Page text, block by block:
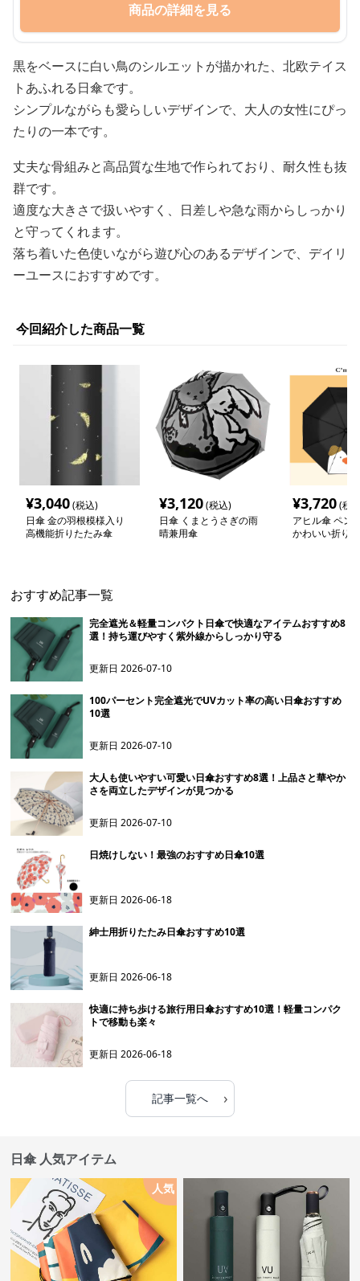
商品の詳細を見る
黒をベースに白い鳥のシルエットが描かれた、北欧テイス
トあふれる日傘です。
シンプルながらも愛らしいデザインで、大人の女性にぴっ
たりの一本です。
丈夫な骨組みと高品質な生地で作られており、耐久性も抜
群です。
適度な大きさで扱いやすく、日差しや急な雨からしっかり
と守ってくれます。
落ち着いた色使いながら遊び心のあるデザインで、デイリ
ーユースにおすすめです。
今回紹介した商品一覧
¥3,040(税込)
日傘 金の羽根模様入り
高機能折りたたみ傘
¥3,120(税込)
日傘 くまとうさぎの雨
晴兼用傘
¥3,720(税
アヒル傘 ペン
かわいい折り
おすすめ記事一覧
完全遮光＆軽量コンパクト日傘で快適なアイテムおすすめ8
選！持ち運びやすく紫外線からしっかり守る
更新日2026-07-10
100パーセント完全遮光でUVカット率の高い日傘おすすめ
10選
更新日2026-07-10
大人も使いやすい可愛い日傘おすすめ8選！上品さと華やか
さを両立したデザインが見つかる
更新日2026-07-10
日焼けしない！最強のおすすめ日傘10選
更新日2026-06-18
紳士用折りたたみ日傘おすすめ10選
更新日2026-06-18
快適に持ち歩ける旅行用日傘おすすめ10選！軽量コンパク
トで移動も楽々
更新日2026-06-18
記事一覧へ ›
日傘 人気アイテム
人気